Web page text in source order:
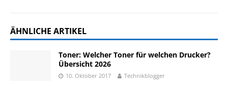
ÄHNLICHE ARTIKEL
Toner: Welcher Toner für welchen Drucker?
Übersicht 2026
10. Oktober 2017 Technikblogger